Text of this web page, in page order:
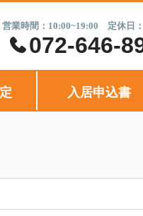
営業時間：10:00~19:00 定休日
072-646-
入居申込書